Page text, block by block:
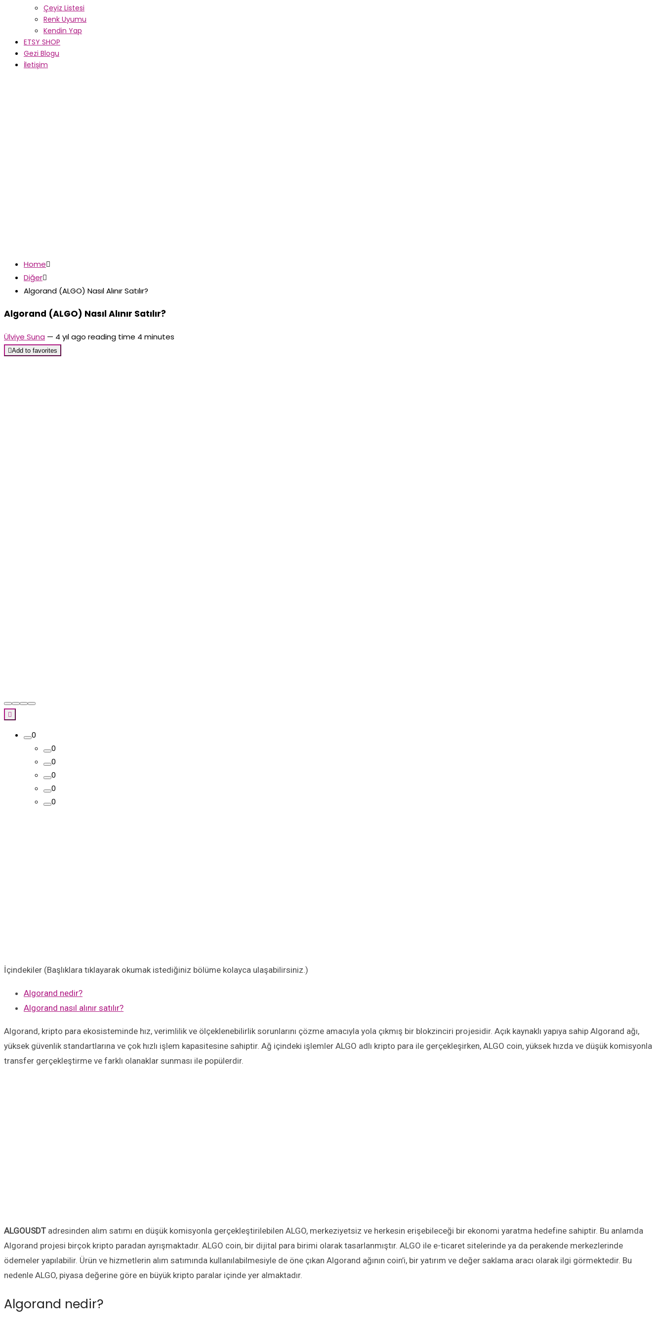
Çeyiz Listesi
Renk Uyumu
Kendin Yap
ETSY SHOP
Gezi Blogu
İletişim
Home
Diğer
Algorand (ALGO) Nasıl Alınır Satılır?
Algorand (ALGO) Nasıl Alınır Satılır?
Ülviye Suna — 4 yıl ago reading time 4 minutes
Add to favorites

0
0
0
0
0
0
İçindekiler (Başlıklara tıklayarak okumak istediğiniz bölüme kolayca ulaşabilirsiniz.)
Algorand nedir?
Algorand nasıl alınır satılır?
Algorand, kripto para ekosisteminde hız, verimlilik ve ölçeklenebilirlik sorunlarını çözme amacıyla yola çıkmış bir blokzinciri projesidir. Açık kaynaklı yapıya sahip Algorand ağı,
yüksek güvenlik standartlarına ve çok hızlı işlem kapasitesine sahiptir. Ağ içindeki işlemler ALGO adlı kripto para ile gerçekleşirken, ALGO coin, yüksek hızda ve düşük komisyonla
transfer gerçekleştirme ve farklı olanaklar sunması ile popülerdir.
ALGOUSDT adresinden alım satımı en düşük komisyonla gerçekleştirilebilen ALGO, merkeziyetsiz ve herkesin erişebileceği bir ekonomi yaratma hedefine sahiptir. Bu anlamda
Algorand projesi birçok kripto paradan ayrışmaktadır. ALGO coin, bir dijital para birimi olarak tasarlanmıştır. ALGO ile e-ticaret sitelerinde ya da perakende merkezlerinde
ödemeler yapılabilir. Ürün ve hizmetlerin alım satımında kullanılabilmesiyle de öne çıkan Algorand ağının coin’i, bir yatırım ve değer saklama aracı olarak ilgi görmektedir. Bu
nedenle ALGO, piyasa değerine göre en büyük kripto paralar içinde yer almaktadır.
Algorand nedir?